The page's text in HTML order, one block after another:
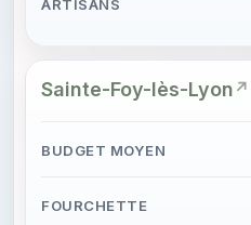
Sainte-Foy-lès-Lyon